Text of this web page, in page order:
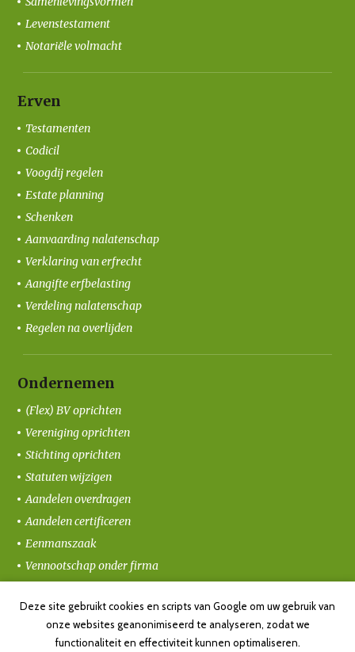
Levenstestament
Notariële volmacht
Erven
Testamenten
Codicil
Voogdij regelen
Estate planning
Schenken
Aanvaarding nalatenschap
Verklaring van erfrecht
Aangifte erfbelasting
Verdeling nalatenschap
Regelen na overlijden
Ondernemen
(Flex) BV oprichten
Vereniging oprichten
Stichting oprichten
Statuten wijzigen
Aandelen overdragen
Aandelen certificeren
Eenmanszaak
Vennootschap onder firma
Ondernemersvolmacht
Deze site gebruikt cookies en scripts van Google om uw gebruik van
onze websites geanonimiseerd te analyseren, zodat we
functionaliteit en effectiviteit kunnen optimaliseren.